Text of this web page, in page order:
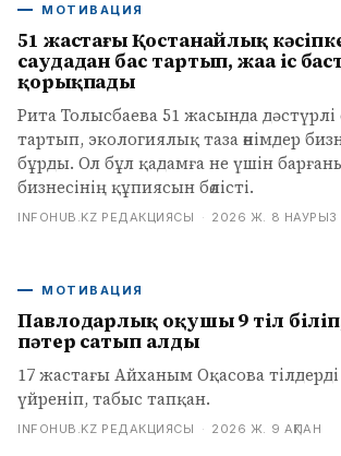
МОТИВАЦИЯ
51 жастағы Қостанайлық
саудадан бас тартып, жаңа іс
қорықпады
Рита Толысбаева 51 жасында дәстүрлі
тартып, экологиялық таза өнімдер
бұрды. Ол бұл қадамға не үшін
бизнесінің құпиясын бөлісті.
INFOHUB.KZ РЕДАКЦИЯСЫ · 2026 Ж. 8 НАУРЫЗ
МОТИВАЦИЯ
Павлодарлық оқушы 9 тіл
пәтер сатып алды
17 жастағы Айханым Оқасова тілдерді
үйреніп, табыс тапқан.
INFOHUB.KZ РЕДАКЦИЯСЫ · 2026 Ж. 9 АҚПАН